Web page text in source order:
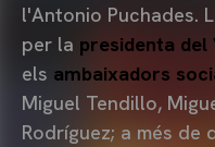
l'Antonio Puchades.
per la presidenta del
els ambaixadors
Miguel Tendillo,
Rodríguez; a més